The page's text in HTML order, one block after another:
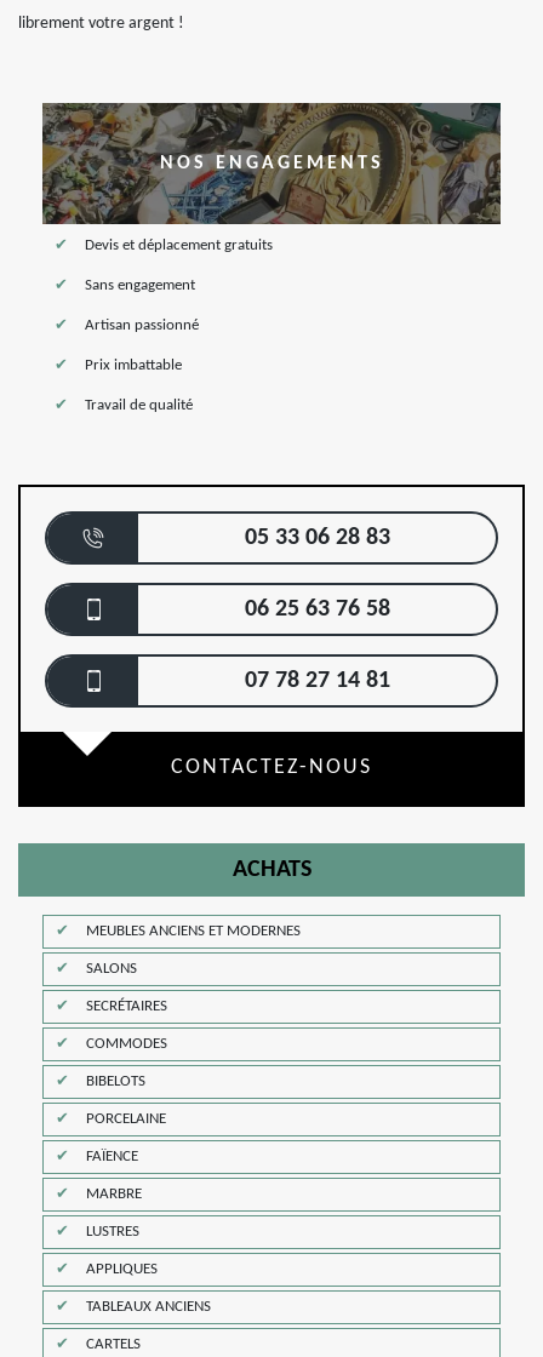
librement votre argent !
NOS ENGAGEMENTS
Devis et déplacement gratuits
Sans engagement
Artisan passionné
Prix imbattable
Travail de qualité
05 33 06 28 83
06 25 63 76 58
07 78 27 14 81
CONTACTEZ-NOUS
ACHATS
MEUBLES ANCIENS ET MODERNES
SALONS
SECRÉTAIRES
COMMODES
BIBELOTS
PORCELAINE
FAÏENCE
MARBRE
LUSTRES
APPLIQUES
TABLEAUX ANCIENS
CARTELS